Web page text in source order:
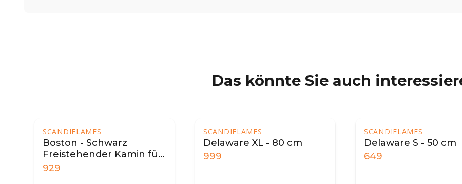
Das könnte Sie auch
SCANDIFLAMES
Delaware XL - 80 cm
999
SCANDIFLAMES
Delaware S - 50 cm
649